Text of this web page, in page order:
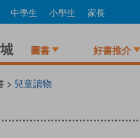
中學生 小學生 家長
圖書 好書推介
> 兒童讀物